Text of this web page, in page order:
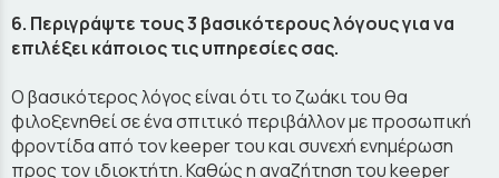
6. Περιγράψτε τους 3 βασικότερους λόγους για να
επιλέξει κάποιος τις υπηρεσίες σας.
Ο βασικότερος λόγος είναι ότι το ζωάκι του θα
φιλοξενηθεί σε ένα σπιτικό περιβάλλον με προσωπική
φροντίδα από τον keeper του και συνεχή ενημέρωση
προς τον ιδιοκτήτη. Καθώς η αναζήτηση του keeper